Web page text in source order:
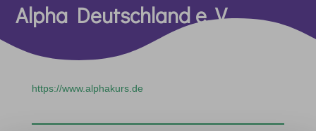
Alpha Deutschland e. V.
https://www.alphakurs.de